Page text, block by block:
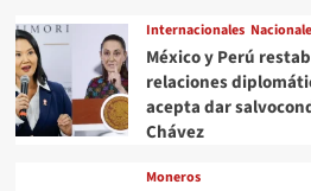
Internacionales
México y Perú
relaciones
acepta dar
Chávez
Moneros